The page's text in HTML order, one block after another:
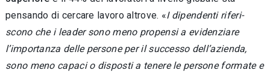
pensan­do di cercare lavoro altrove. «I dipendenti riferi­
scono che i leader sono meno propensi a eviden­ziare
l’importanza delle persone per il successo dell’azienda,
sono meno capaci o disposti a te­nere le persone formate e